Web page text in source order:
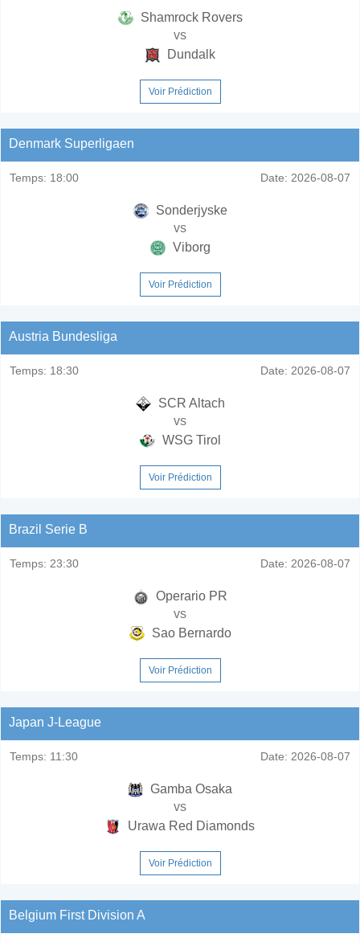
Shamrock Rovers
vs
Dundalk
Voir Prédiction
Denmark Superligaen
Temps: 18:00 Date: 2026-08-07
Sonderjyske
vs
Viborg
Voir Prédiction
Austria Bundesliga
Temps: 18:30 Date: 2026-08-07
SCR Altach
vs
WSG Tirol
Voir Prédiction
Brazil Serie B
Temps: 23:30 Date: 2026-08-07
Operario PR
vs
Sao Bernardo
Voir Prédiction
Japan J-League
Temps: 11:30 Date: 2026-08-07
Gamba Osaka
vs
Urawa Red Diamonds
Voir Prédiction
Belgium First Division A